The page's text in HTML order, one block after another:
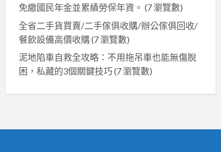
免繳國民年金並累績勞保年資。 (7 瀏覽數)
全省二手貨買賣/二手傢俱收購/辦公傢俱回收/
餐飲設備高價收購(7 瀏覽數)
泥地陷車自救全攻略：不用拖吊車也能無傷脫
困，私藏的3個關鍵技巧(7 瀏覽數)